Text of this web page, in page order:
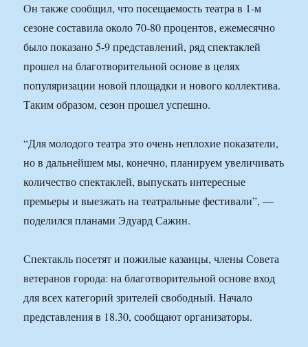
Он также сообщил, что посещаемость театра в 1-м
сезоне составила около 70-80 процентов, ежемесячно
было показано 5-9 представлений, ряд спектаклей
прошел на благотворительной основе в целях
популяризации новой площадки и нового коллектива.
Таким образом, сезон прошел успешно.
“Для молодого театра это очень неплохие показатели,
но в дальнейшем мы, конечно, планируем увеличивать
количество спектаклей, выпускать интересные
премьеры и выезжать на театральные фестивали”, —
поделился планами Эдуард Сажин.
Спектакль посетят и пожилые казанцы, члены Совета
ветеранов города: на благотворительной основе вход
для всех категорий зрителей свободный. Начало
представления в 18.30, сообщают организаторы.